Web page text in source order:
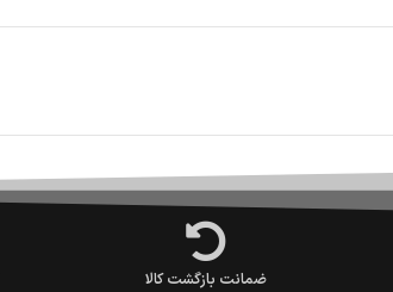
ضمانت بازگشت کالا